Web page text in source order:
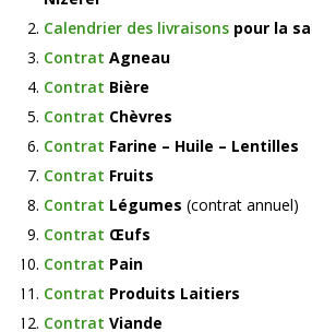
Calendrier des livraisons pour la
Contrat Agneau
Contrat Bière
Contrat Chèvres
Contrat Farine – Huile – Lentilles
Contrat Fruits
Contrat Légumes (contrat annuel)
Contrat Œufs
Contrat Pain
Contrat Produits Laitiers
Contrat Viande